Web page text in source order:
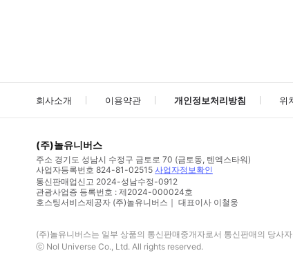
회사소개 이용약관 개인정보처리방침 위
(주)놀유니버스
주소 경기도 성남시 수정구 금토로 70 (금토동, 텐엑스타워)
사업자등록번호 824-81-02515 사업자정보확인
통신판매업신고 2024-성남수정-0912
관광사업증 등록번호 : 제2024-000024호
호스팅서비스제공자 (주)놀유니버스｜ 대표이사 이철웅
(주)놀유니버스는 일부 상품의 통신판매중개자로서 통신판매의 당사
ⓒ Nol Universe Co., Ltd. All rights reserved.